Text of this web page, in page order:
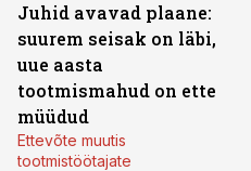
Juhid avavad plaane:
suurem seisak on läbi,
uue aasta
tootmismahud on ette
müüdud
Ettevõte muutis
tootmistöötajate